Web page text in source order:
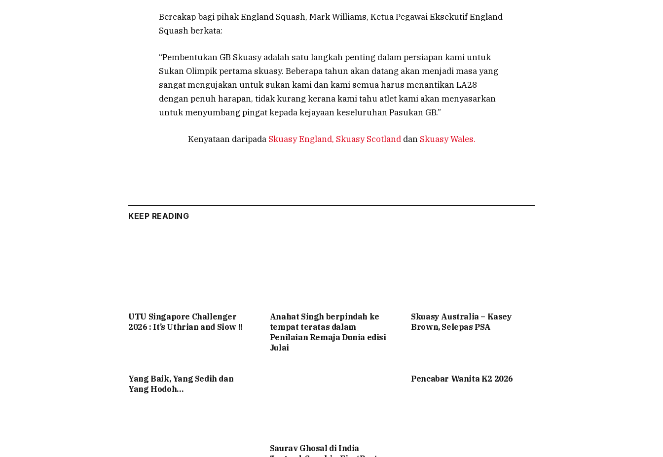
Bercakap bagi pihak England Squash, Mark Williams, Ketua Pegawai Eksekutif England
Squash berkata:
“Pembentukan GB Skuasy adalah satu langkah penting dalam persiapan kami untuk
Sukan Olimpik pertama skuasy. Beberapa tahun akan datang akan menjadi masa yang
sangat mengujakan untuk sukan kami dan kami semua harus menantikan LA28
dengan penuh harapan, tidak kurang kerana kami tahu atlet kami akan menyasarkan
untuk menyumbang pingat kepada kejayaan keseluruhan Pasukan GB.”
Kenyataan daripada Skuasy England, Skuasy Scotlanddan Skuasy Wales.
KEEP READING
UTU Singapore Challenger
2026 : It’s Uthrian and Siow !!
Anahat Singh berpindah ke
tempat teratas dalam
Penilaian Remaja Dunia edisi
Julai
Skuasy Australia – Kasey
Brown, Selepas PSA
Yang Baik, Yang Sedih dan
Yang Hodoh…
Saurav Ghosal di India
Pencabar Wanita K2 2026